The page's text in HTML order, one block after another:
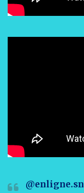
@enligne.sn